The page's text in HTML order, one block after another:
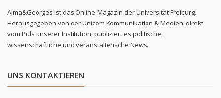
Alma&Georges ist das Online-Magazin der Universität Freiburg.
Herausgegeben von der Unicom Kommunikation & Medien, direkt
vom Puls unserer Institution, publiziert es politische,
wissenschaftliche und veranstalterische News.
UNS KONTAKTIEREN